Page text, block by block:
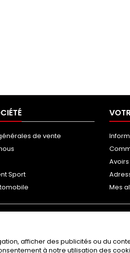
de vente
Sport
Avoirs
Mes
afficher des publicités ou du
à notre utilisation des